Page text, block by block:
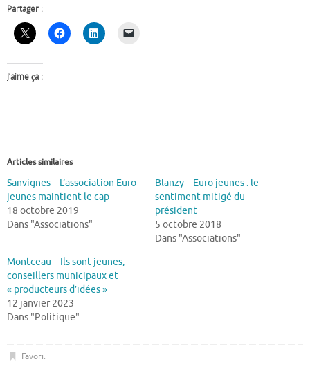
Partager :
J’aime ça :
Articles similaires
Sanvignes – L’association Euro
jeunes maintient le cap
18 octobre 2019
Dans "Associations"
Blanzy – Euro jeunes : le
sentiment mitigé du
président
5 octobre 2018
Dans "Associations"
Montceau – Ils sont jeunes,
conseillers municipaux et
« producteurs d’idées »
12 janvier 2023
Dans "Politique"
Favori.